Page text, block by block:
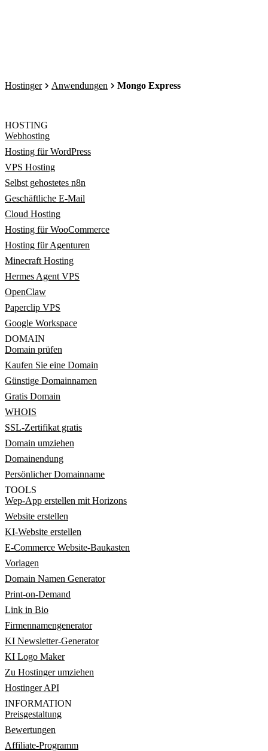
Hostinger Anwendungen Mongo Express
HOSTING
Webhosting
Hosting für WordPress
VPS Hosting
Selbst gehostetes n8n
Geschäftliche E-Mail
Cloud Hosting
Hosting für WooCommerce
Hosting für Agenturen
Minecraft Hosting
Hermes Agent VPS
OpenClaw
Paperclip VPS
Google Workspace
DOMAIN
Domain prüfen
Kaufen Sie eine Domain
Günstige Domainnamen
Gratis Domain
WHOIS
SSL-Zertifikat gratis
Domain umziehen
Domainendung
Persönlicher Domainname
TOOLS
Wep-App erstellen mit Horizons
Website erstellen
KI-Website erstellen
E-Commerce Website-Baukasten
Vorlagen
Domain Namen Generator
Print-on-Demand
Link in Bio
Firmennamengenerator
KI Newsletter-Generator
KI Logo Maker
Zu Hostinger umziehen
Hostinger API
INFORMATION
Preisgestaltung
Bewertungen
Affiliate-Programm